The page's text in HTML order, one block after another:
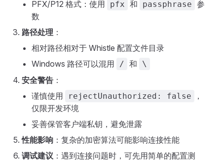
PFX/P12 格式：使用
pfx 和 passphrase 参
数
路径处理 ：
相对路径相对于 Whistle 配置文件目录
Windows 路径可以混用
/ 和 \
安全警告 ：
谨慎使用
rejectUnauthorized: false
，
仅限开发环境
妥善保管客户端私钥，避免泄露
性能影响 ：复杂的加密算法可能影响连接性能
调试建议 ：遇到连接问题时，可先用简单的配置测